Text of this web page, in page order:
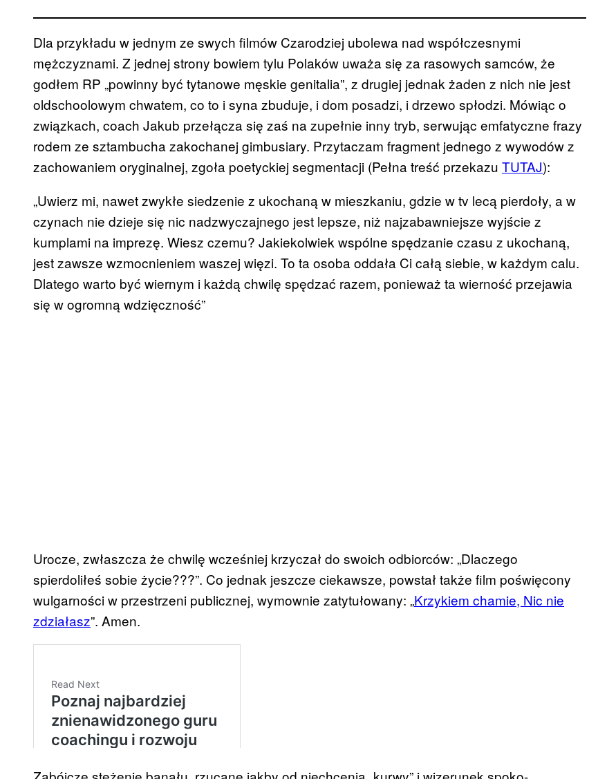
Dla przykładu w jednym ze swych filmów Czarodziej ubolewa nad współczesnymi
mężczyznami. Z jednej strony bowiem tylu Polaków uważa się za rasowych samców, że
godłem RP „powinny być tytanowe męskie genitalia”, z drugiej jednak żaden z nich nie jest
oldschoolowym chwatem, co to i syna zbuduje, i dom posadzi, i drzewo spłodzi. Mówiąc o
związkach, coach Jakub przełącza się zaś na zupełnie inny tryb, serwując emfatyczne frazy
rodem ze sztambucha zakochanej gimbusiary. Przytaczam fragment jednego z wywodów z
zachowaniem oryginalnej, zgoła poetyckiej segmentacji (Pełna treść przekazu TUTAJ):
„Uwierz mi, nawet zwykłe siedzenie z ukochaną w mieszkaniu, gdzie w tv lecą pierdoły, a w
czynach nie dzieje się nic nadzwyczajnego jest lepsze, niż najzabawniejsze wyjście z
kumplami na imprezę. Wiesz czemu? Jakiekolwiek wspólne spędzanie czasu z ukochaną,
jest zawsze wzmocnieniem waszej więzi. To ta osoba oddała Ci całą siebie, w każdym calu.
Dlatego warto być wiernym i każdą chwilę spędzać razem, ponieważ ta wierność przejawia
się w ogromną wdzięczność”
Urocze, zwłaszcza że chwilę wcześniej krzyczał do swoich odbiorców: „Dlaczego
spierdoliłeś sobie życie???”. Co jednak jeszcze ciekawsze, powstał także film poświęcony
wulgarności w przestrzeni publicznej, wymownie zatytułowany: „Krzykiem chamie, Nic nie
zdziałasz”. Amen.